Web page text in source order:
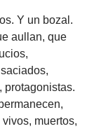
Y un bozal.
aullan, que
protagonistas.
muertos,